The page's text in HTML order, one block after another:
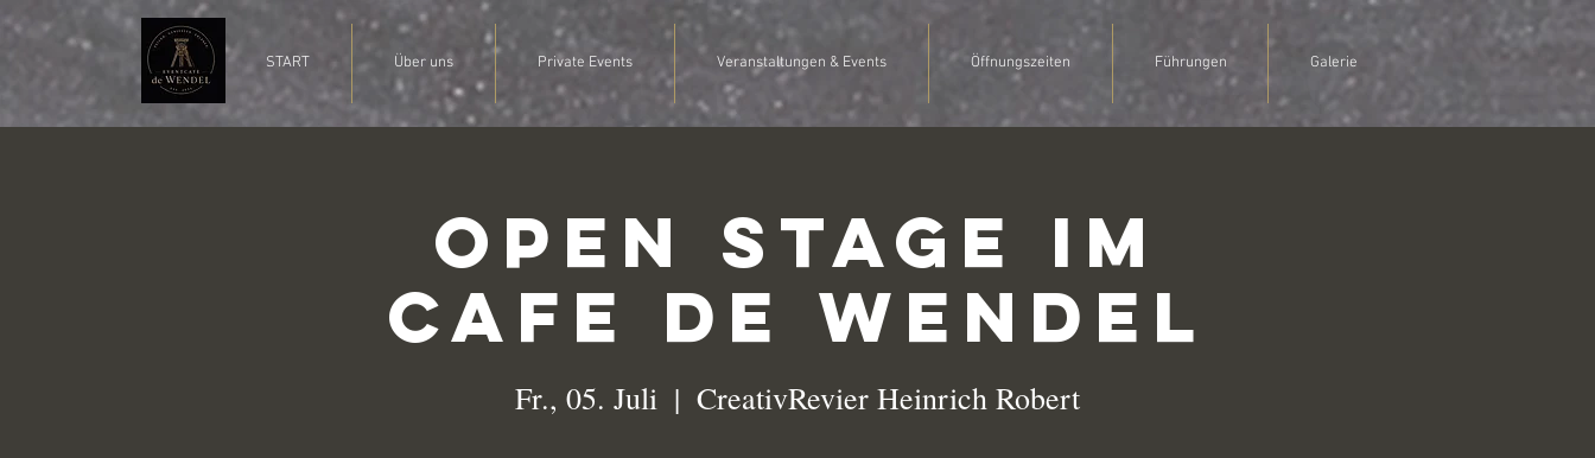
START Über uns Private Events Veranstaltungen & Events Öffnungszeiten Führungen Galerie
Open Stage im
Cafe de Wendel
Fr., 05. Juli
  |
CreativRevier Heinrich Robert